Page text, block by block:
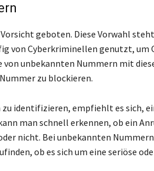
geboten. Diese Vorwahl
von Cyberkriminellen genutzt, um
von unbekannten Nummern mit
zu blockieren.
identifizieren, empfiehlt es sich,
man schnell erkennen, ob ein
nicht. Bei unbekannten
ob es sich um eine seriöse